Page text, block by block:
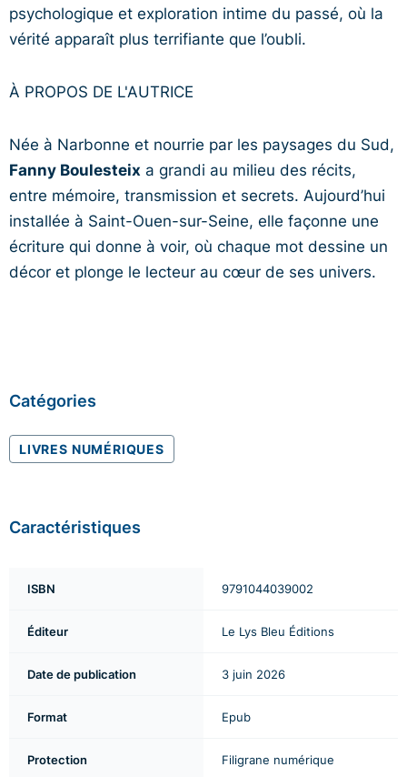
psychologique et exploration intime du passé, où la
vérité apparaît plus terrifiante que l’oubli.
À PROPOS DE L'AUTRICE
Née à Narbonne et nourrie par les paysages du Sud,
Fanny Boulesteix a grandi au milieu des récits,
entre mémoire, transmission et secrets. Aujourd’hui
installée à Saint-Ouen-sur-Seine, elle façonne une
écriture qui donne à voir, où chaque mot dessine un
décor et plonge le lecteur au cœur de ses univers.
Catégories
LIVRES NUMÉRIQUES
Caractéristiques
ISBN 9791044039002
Éditeur Le Lys Bleu Éditions
Date de publication 3 juin 2026
Format Epub
Protection Filigrane numérique